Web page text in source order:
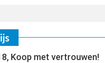
Koop met vertrouwen!